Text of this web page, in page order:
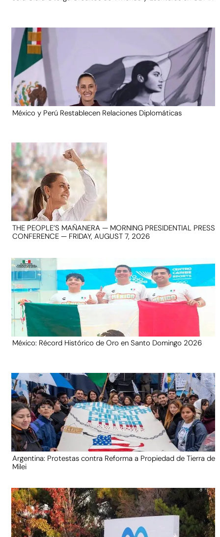
México y Perú Restablecen Relaciones Diplomáticas
THE PEOPLE’S MAÑANERA — MORNING PRESIDENTIAL PRESS
CONFERENCE — FRIDAY, AUGUST 7, 2026
México: Récord Histórico de Oro en Santo Domingo 2026
Argentina: Protestas contra Reforma a Propiedad de Tierra de
Milei